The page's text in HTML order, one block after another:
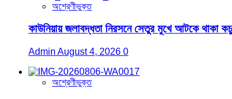
অশ্রেণীভুক্ত
কাউনিয়ায় জলাবদ্ধতা নিরসনে সেতুর মুখে আটকে থাকা
Admin August 4, 2026 0
অশ্রেণীভুক্ত